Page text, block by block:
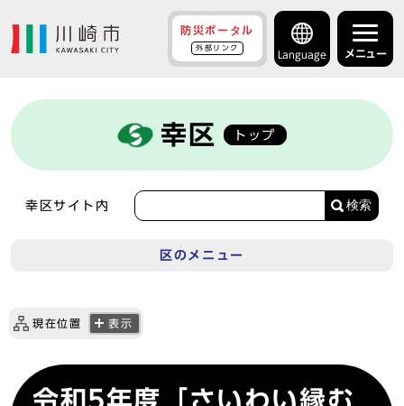
防災ポータル
外部リンク
Language メニュー
幸区 トップ
幸区サイト内 検索
区のメニュー
現在位置 表示
令和5年度「さいわい縁む